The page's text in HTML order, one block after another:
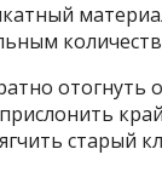
старый